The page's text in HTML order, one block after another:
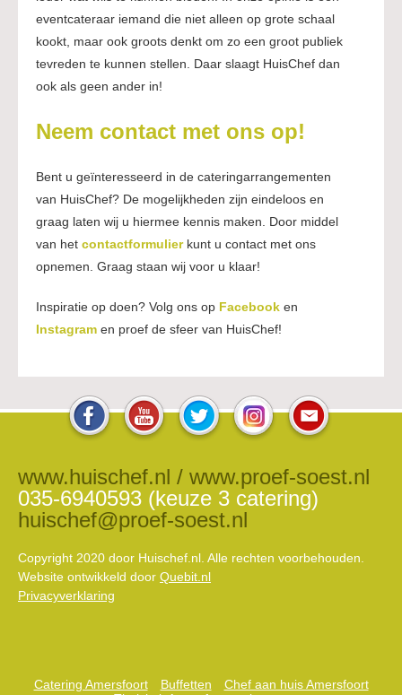
eventcateraar iemand die niet alleen op grote schaal
kookt, maar ook groots denkt om zo een groot publiek
tevreden te kunnen stellen. Daar slaagt HuisChef dan
ook als geen ander in!
Neem contact met ons op!
Bent u geïnteresseerd in de cateringarrangementen
van HuisChef? De mogelijkheden zijn eindeloos en
graag laten wij u hiermee kennis maken. Door middel
van het contactformulierkunt u contact met ons
opnemen. Graag staan wij voor u klaar!
Inspiratie op doen? Volg ons op Facebook en
Instagram en proef de sfeer van HuisChef!
www.huischef.nl / www.proef-soest.nl
035-6940593 (keuze 3 catering)
huischef@proef-soest.nl
Copyright 2020 door Huischef.nl. Alle rechten voorbehouden.
Website ontwikkeld door Quebit.nl
Privacyverklaring
Catering Amersfoort Buffetten
Chef aan huis Amersfoort